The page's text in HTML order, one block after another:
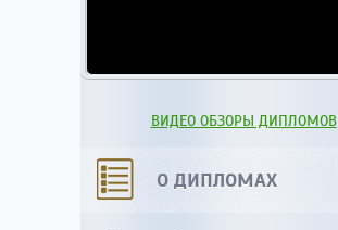
ВИДЕО ОБЗОРЫ ДИПЛОМОВ
О ДИПЛОМАХ